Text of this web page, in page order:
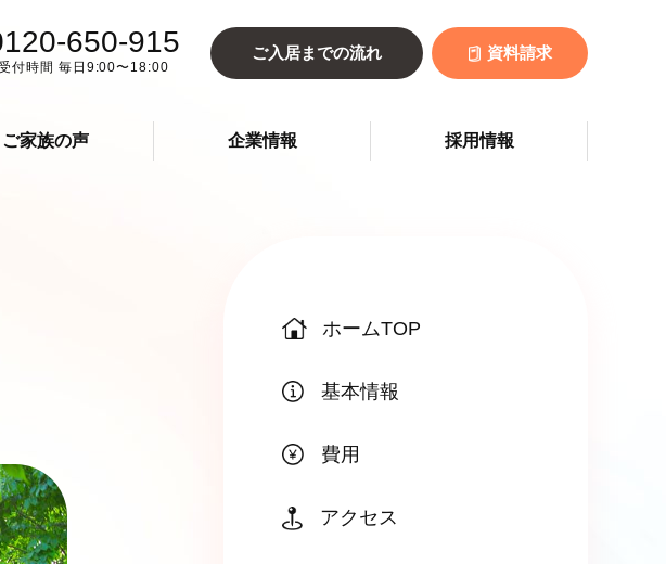
650-915
付時間 毎日9:00〜18:00
ご入居までの流れ 資料請求
ご家族の声 企業情報 採用情報
ホームTOP
基本情報
費用
アクセス